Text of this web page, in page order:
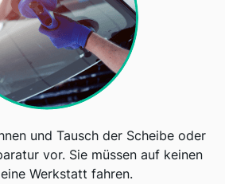
und Tausch der Scheibe oder
vor. Sie müssen auf keinen
Werkstatt fahren.